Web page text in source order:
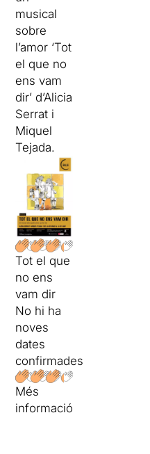
musical
sobre
l’amor ‘Tot
el que no
ens vam
dir’ d’Alicia
Serrat i
Miquel
Tejada.
Tot el que
no ens
vam dir
No hi ha
noves
dates
confirmades
Més
informació